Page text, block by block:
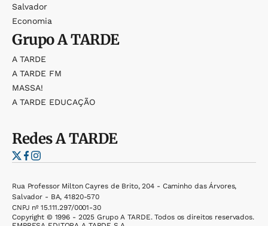
Salvador
Economia
GrupoA TARDE
A TARDE
A TARDE FM
MASSA!
A TARDE EDUCAÇÃO
RedesA TARDE
Rua Professor Milton Cayres de Brito, 204 - Caminho das Árvores,
Salvador - BA, 41820-570
CNPJ nº 15.111.297/0001-30
Copyright © 1996 - 2025 Grupo A TARDE. Todos os direitos reservados.